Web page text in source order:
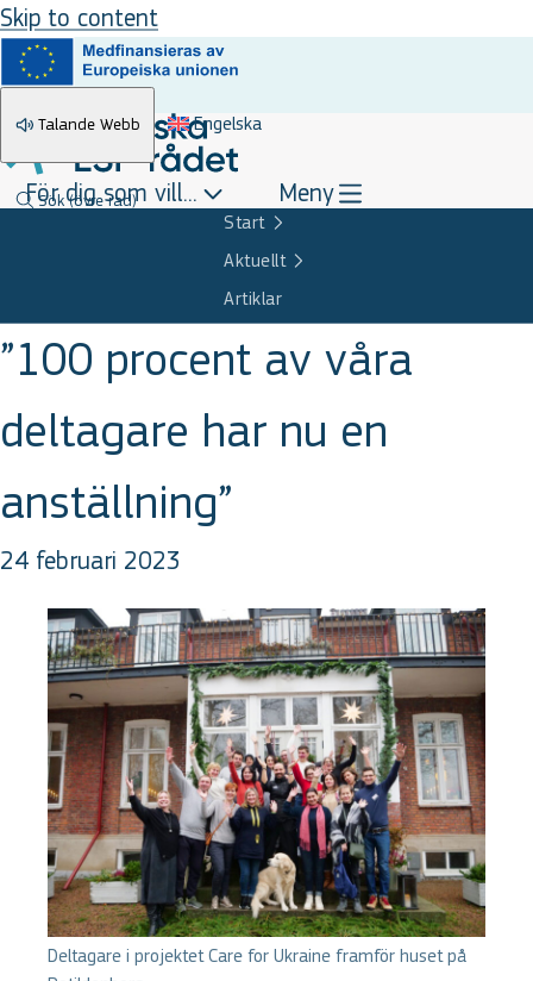
Skip to content
Talande Webb Engelska
Sök(övre rad)
För dig som vill... Meny
Start
Aktuellt
Artiklar
”100 procent av våra
deltagare har nu en
anställning”
24 februari 2023
Deltagare i projektet Care for Ukraine framför huset på